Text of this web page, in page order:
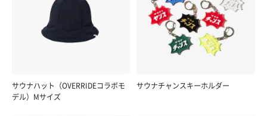
サウナハット（OVERRIDEコラボモ
デル）Mサイズ
サウナチャンスキーホルダー